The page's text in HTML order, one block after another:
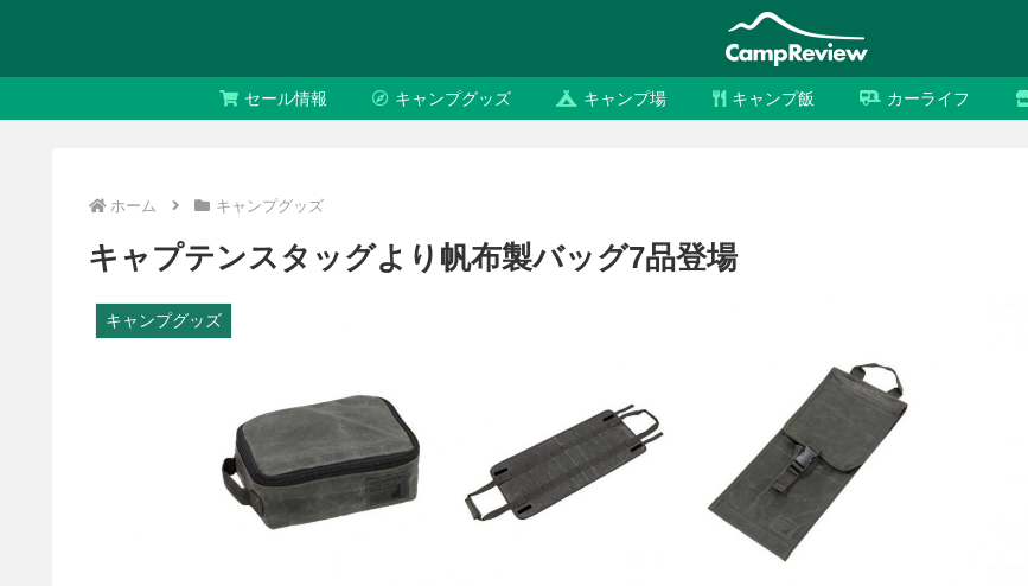
セール情報 キャンプグッズ キャンプ場 キャンプ飯 カーライフ
ホーム キャンプグッズ
キャプテンスタッグより帆布製バッグ7品登場
キャンプグッズ